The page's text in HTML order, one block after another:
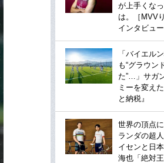
が上手くな
は。［MVV
インタビュー
「バイエル
も“グラウン
た”…」サガ
ミーを変え
と納税』
世界の頂点
ランダの超
イセンと日
海也「絶対